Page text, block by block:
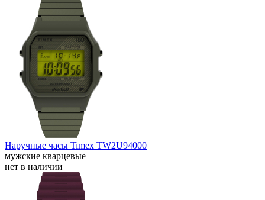
Наручные часы Timex TW2U94000
мужские кварцевые
нет в наличии